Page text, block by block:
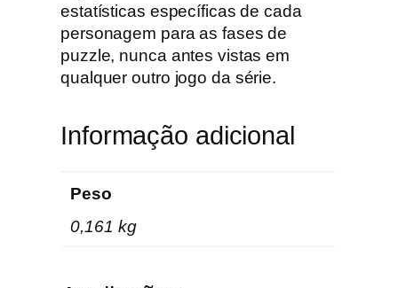
estatísticas específicas de cada
personagem para as fases de
puzzle, nunca antes vistas em
qualquer outro jogo da série.
Informação adicional
Peso
0,161 kg